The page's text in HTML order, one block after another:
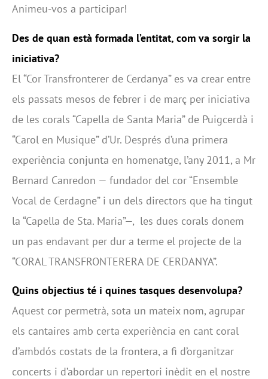
Animeu-vos a participar!
Des de quan està formada l’entitat, com va sorgir la
iniciativa?
El “Cor Transfronterer de Cerdanya” es va crear entre
els passats mesos de febrer i de març per iniciativa
de les corals “Capella de Santa Maria” de Puigcerdà i
“Carol en Musique” d’Ur. Després d’una primera
experiència conjunta en homenatge, l’any 2011, a Mr
Bernard Canredon — fundador del cor “Ensemble
Vocal de Cerdagne” i un dels directors que ha tingut
la “Capella de Sta. Maria”—, les dues corals donem
un pas endavant per dur a terme el projecte de la
“CORAL TRANSFRONTERERA DE CERDANYA”.
Quins objectius té i quines tasques desenvolupa?
Aquest cor permetrà, sota un mateix nom, agrupar
els cantaires amb certa experiència en cant coral
d’ambdós costats de la frontera, a fi d’organitzar
concerts i d’abordar un repertori inèdit en el nostre